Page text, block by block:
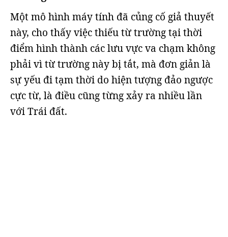
Một mô hình máy tính đã củng cố giả thuyết
này, cho thấy việc thiếu từ trường tại thời
điểm hình thành các lưu vực va chạm không
phải vì từ trường này bị tắt, mà đơn giản là
sự yếu đi tạm thời do hiện tượng đảo ngược
cực từ, là điều cũng từng xảy ra nhiều lần
với Trái đất.